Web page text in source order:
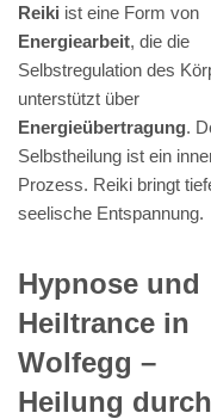
Reiki ist eine Form von
Energiearbeit, die die
Selbstregulation des
unterstützt über
Energieübertragung.
Selbstheilung ist ein
Prozess. Reiki bringt
seelische Entspannung.
Hypnose und
Heiltrance in
Wolfegg –
Heilung durch